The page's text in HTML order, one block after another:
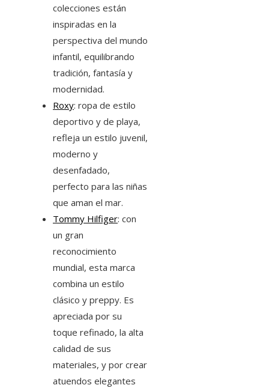
colecciones están
inspiradas en la
perspectiva del mundo
infantil, equilibrando
tradición, fantasía y
modernidad.
Roxy: ropa de estilo
deportivo y de playa,
refleja un estilo juvenil,
moderno y
desenfadado,
perfecto para las niñas
que aman el mar.
Tommy Hilfiger: con
un gran
reconocimiento
mundial, esta marca
combina un estilo
clásico y preppy. Es
apreciada por su
toque refinado, la alta
calidad de sus
materiales, y por crear
atuendos elegantes